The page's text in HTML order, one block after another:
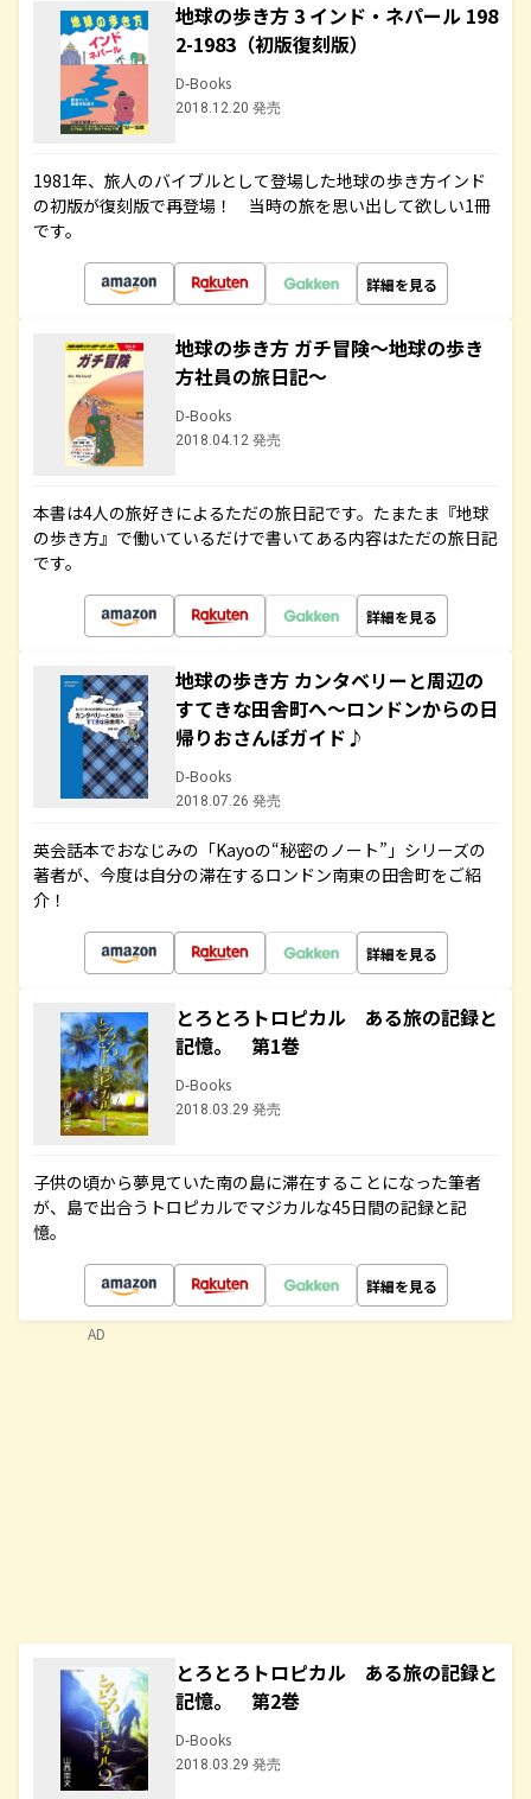
地球の歩き方 3 インド・ネパール 198
2-1983（初版復刻版）
D-Books
2018.12.20 発売
1981年、旅人のバイブルとして登場した地球の歩き方インド
の初版が復刻版で再登場！ 当時の旅を思い出して欲しい1冊
です。
詳細を見る
地球の歩き方 ガチ冒険～地球の歩き
方社員の旅日記～
D-Books
2018.04.12 発売
本書は4人の旅好きによるただの旅日記です。たまたま『地球
の歩き方』で働いているだけで書いてある内容はただの旅日記
です。
詳細を見る
地球の歩き方 カンタベリーと周辺の
すてきな田舎町へ～ロンドンからの日
帰りおさんぽガイド♪
D-Books
2018.07.26 発売
英会話本でおなじみの「Kayoの“秘密のノート”」シリーズの
著者が、今度は自分の滞在するロンドン南東の田舎町をご紹
介！
詳細を見る
とろとろトロピカル ある旅の記録と
記憶。 第1巻
D-Books
2018.03.29 発売
子供の頃から夢見ていた南の島に滞在することになった筆者
が、島で出合うトロピカルでマジカルな45日間の記録と記
憶。
詳細を見る
とろとろトロピカル ある旅の記録と
記憶。 第2巻
D-Books
2018.03.29 発売
AD